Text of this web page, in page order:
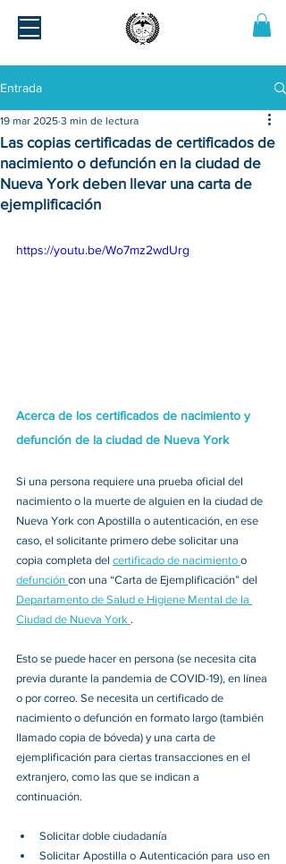
Entrada
Las copias certificadas de certificados de
nacimiento o defunción en la ciudad de
Nueva York deben llevar una carta de
ejemplificación
19 mar 2025 3 min de lectura
https://youtu.be/Wo7mz2wdUrg
Acerca de los certificados de nacimiento y
defunción de la ciudad de Nueva York
Si una persona requiere una prueba oficial del
nacimiento o la muerte de alguien en la ciudad de
Nueva York con Apostilla o autenticación, en ese
caso, el solicitante primero debe solicitar una
copia completa del certificado de nacimiento o
defunción con una “Carta de Ejemplificación” del
Departamento de Salud e Higiene Mental de la
Ciudad de Nueva York .
Esto se puede hacer en persona (se necesita cita
previa durante la pandemia de COVID-19), en línea
o por correo. Se necesita un certificado de
nacimiento o defunción en formato largo (también
llamado copia de bóveda) y una carta de
ejemplificación para ciertas transacciones en el
extranjero, como las que se indican a
continuación.
Solicitar doble ciudadanía
Solicitar Apostilla o Autenticación para uso en